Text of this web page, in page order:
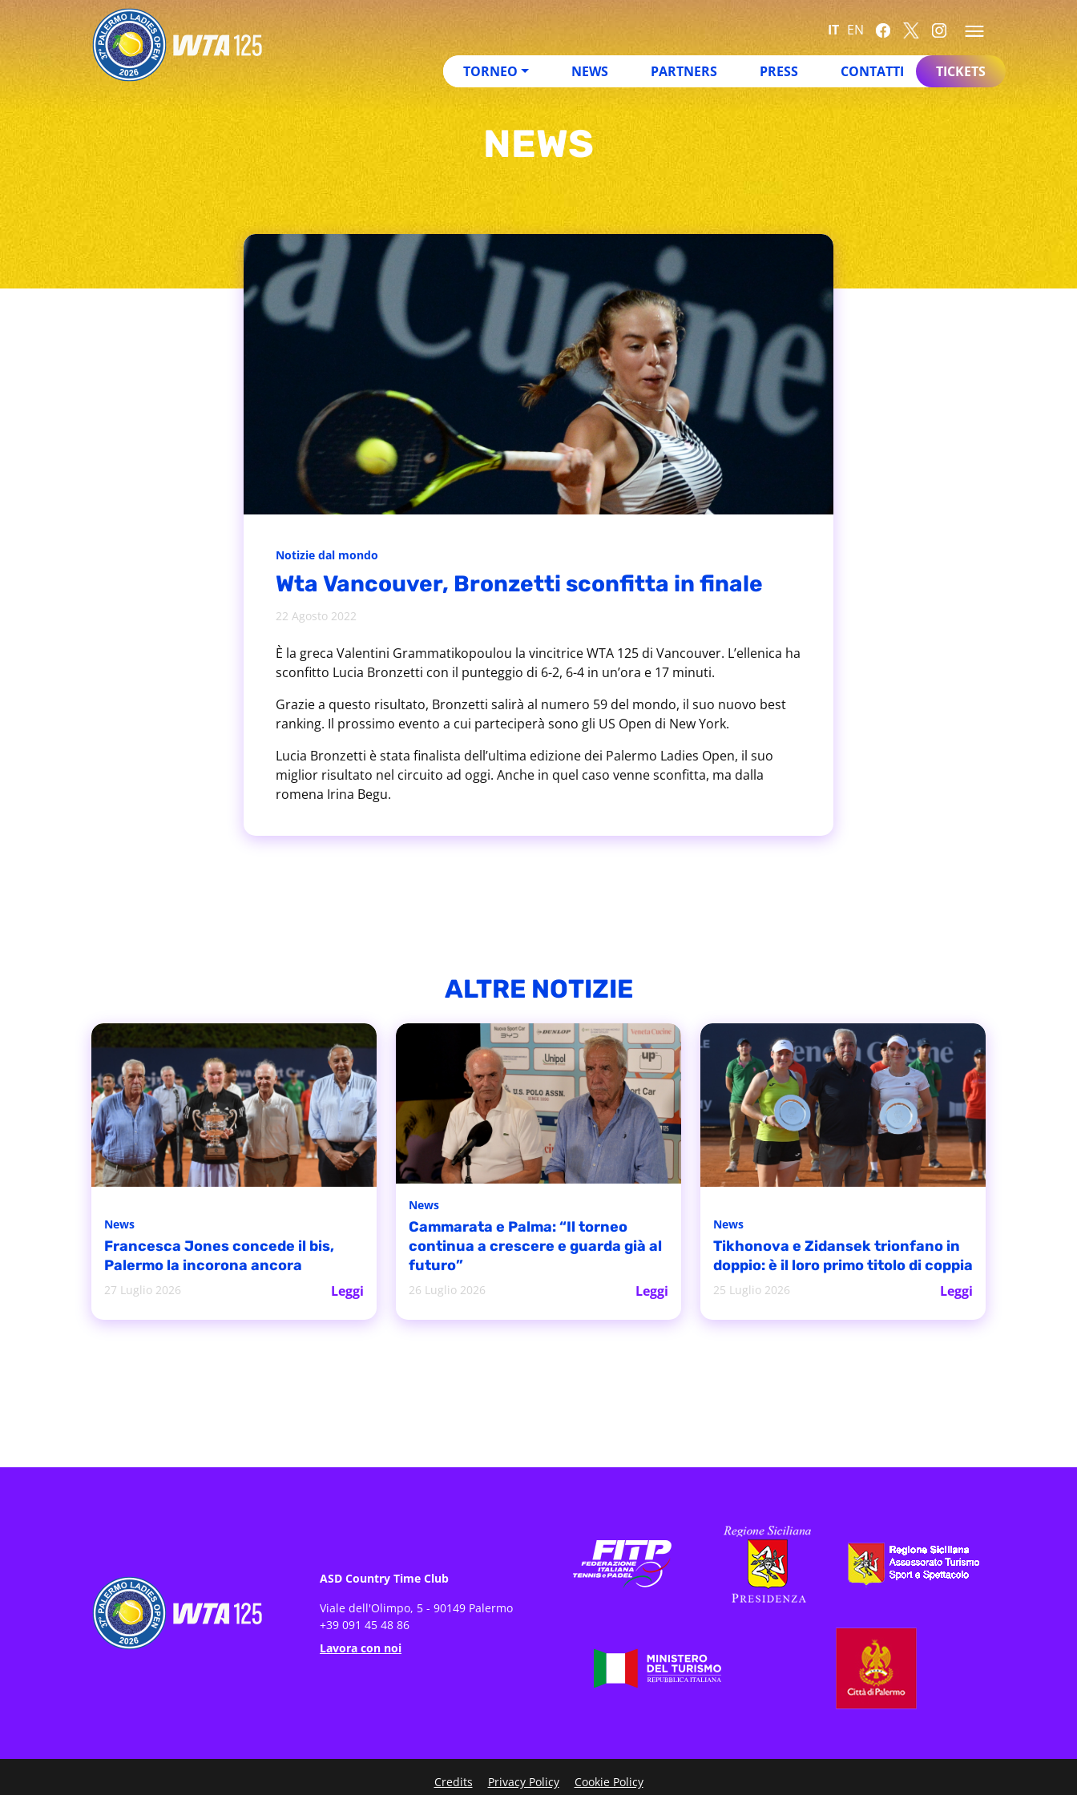
IT EN
TORNEO NEWS PARTNERS PRESS CONTATTI TICKETS
NEWS
Notizie dal mondo
Wta Vancouver, Bronzetti sconfitta in finale
22 Agosto 2022
È la greca Valentini Grammatikopoulou la vincitrice WTA 125 di Vancouver. L’ellenica ha
sconfitto Lucia Bronzetti con il punteggio di 6-2, 6-4 in un’ora e 17 minuti.
Grazie a questo risultato, Bronzetti salirà al numero 59 del mondo, il suo nuovo best
ranking. Il prossimo evento a cui parteciperà sono gli US Open di New York.
Lucia Bronzetti è stata finalista dell’ultima edizione dei Palermo Ladies Open, il suo
miglior risultato nel circuito ad oggi. Anche in quel caso venne sconfitta, ma dalla
romena Irina Begu.
ALTRE NOTIZIE
News
Francesca Jones concede il bis,
Palermo la incorona ancora
27 Luglio 2026 Leggi
News
Cammarata e Palma: “Il torneo
continua a crescere e guarda già al
futuro”
26 Luglio 2026 Leggi
News
Tikhonova e Zidansek trionfano in
doppio: è il loro primo titolo di coppia
25 Luglio 2026 Leggi
ASD Country Time Club
Viale dell'Olimpo, 5 - 90149 Palermo
+39 091 45 48 86
Lavora con noi
Credits Privacy Policy Cookie Policy